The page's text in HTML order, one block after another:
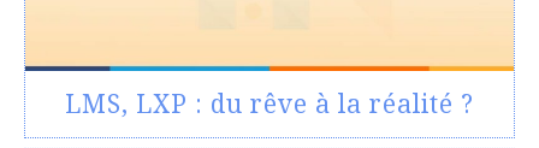
LMS, LXP : du rêve à la réalité ?